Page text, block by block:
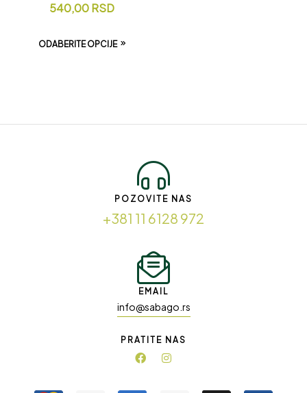
540,00RSD
ODABERITE OPCIJE
POZOVITE NAS
+381 11 6128 972
EMAIL
info@sabago.rs
PRATITE NAS